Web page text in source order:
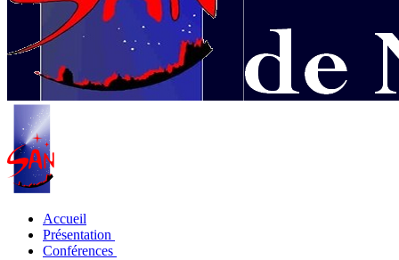
Accueil
Présentation
Conférences